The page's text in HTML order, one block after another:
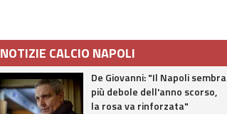
NOTIZIE CALCIO NAPOLI
De Giovanni: "Il Napoli sembra
più debole dell'anno scorso,
la rosa va rinforzata"